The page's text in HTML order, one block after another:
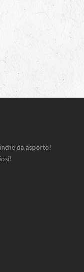
da asporto!